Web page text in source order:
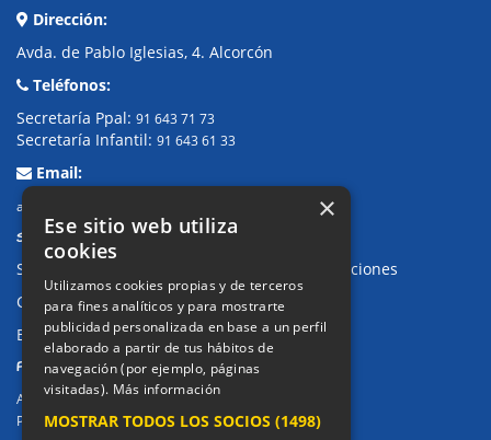
Dirección:
Avda. de Pablo Iglesias, 4. Alcorcón
Teléfonos:
Secretaría Ppal: 91 643 71 73
Secretaría Infantil: 91 643 61 33
Email:
alkor@colegioalkor.com
SUGERENCIAS Y CANAL DE DENUNCIAS
Sugerencias, Quejas, Reclamaciones y Felicitaciones
Canal de denuncias
Buzón denuncia drogas CM
PRIVACIDAD
Aviso legal / Política de privacidad
Política de Cookies
×
Ese sitio web utiliza
cookies
Utilizamos cookies propias y de terceros
para fines analíticos y para mostrarte
publicidad personalizada en base a un perfil
elaborado a partir de tus hábitos de
navegación (por ejemplo, páginas
visitadas). Más información
MOSTRAR TODOS LOS SOCIOS (1498)